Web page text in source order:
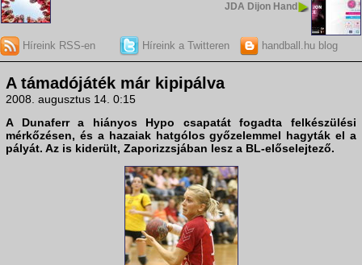
JDA Dijon Hand
Híreink RSS-en Híreink a Twitteren handball.hu blog
A támadójáték már kipipálva
2008. augusztus 14. 0:15
A Dunaferra hiányos Hypo csapatát fogadta felkészülési
mérkőzésen, és a hazaiak hatgólos győzelemmel hagyták el a
pályát. Az is kiderült, Zaporizzsjában lesz a BL-előselejtező.